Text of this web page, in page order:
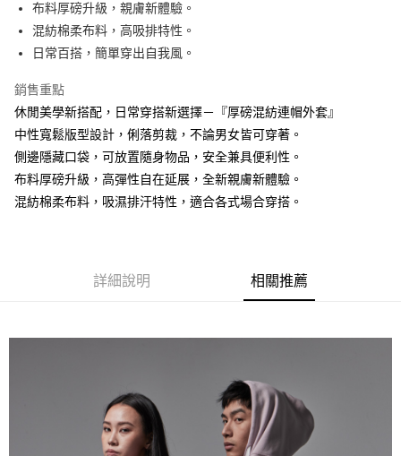
悠遊付
全家取貨付款
免運費
付款後全家取貨
免運費
付款後7-11取貨
布料厚磅升級，親膚新體驗。
混紡棉柔布料，高吸排特性。
日常百搭，簡單穿出自我風。
銷售重點
休閒美學新搭配，日常穿搭新選擇－『厚磅混紡連帽外套』
中性寬鬆版型設計，俐落剪裁，不論男女皆可穿著。
側邊隱藏口袋，可放置隨身物品，安全兼具便利性。
布料厚磅升級，高彈性自在延展，全新親膚新體驗。
混紡棉柔布料，吸濕排汗特性，適合各式場合穿搭。
詳細說明 相關推薦